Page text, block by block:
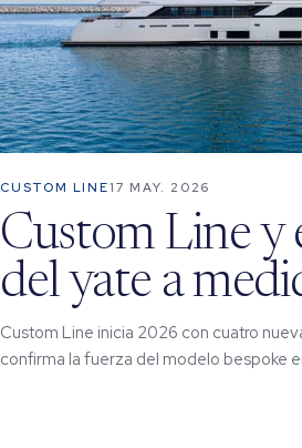
CUSTOM LINE17 MAY. 2026
Custom Line y
del yate a
Custom Line inicia 2026 con cuatro
confirma la fuerza del modelo bespoke